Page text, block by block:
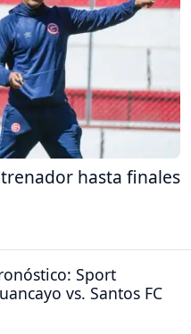
hasta finales
Sport
vs. Santos FC